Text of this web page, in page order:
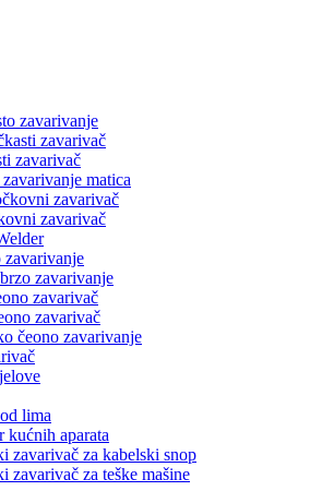
zavarivanje
zavarivač
zavarivač
matica
zavarivač
zavarivač
zavarivanje
zavarivanje
zavarivač
zavarivač
čeono zavarivanje
lima
kućnih aparata
zavarivač za kabelski snop
zavarivač za teške mašine